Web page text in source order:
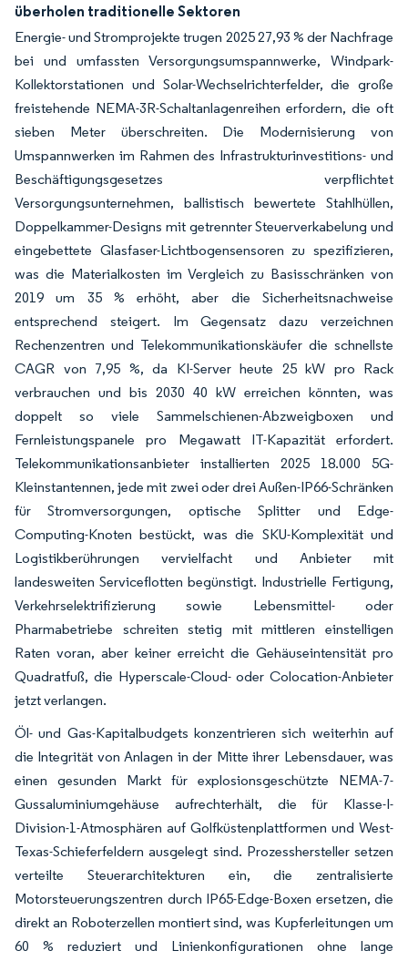
überholen traditionelle Sektoren
Energie- und Stromprojekte trugen 2025 27,93 % der Nachfrage
bei und umfassten Versorgungsumspannwerke, Windpark-
Kollektorstationen und Solar-Wechselrichterfelder, die große
freistehende NEMA-3R-Schaltanlagenreihen erfordern, die oft
sieben Meter überschreiten. Die Modernisierung von
Umspannwerken im Rahmen des Infrastrukturinvestitions- und
Beschäftigungsgesetzes verpflichtet
Versorgungsunternehmen, ballistisch bewertete Stahlhüllen,
Doppelkammer-Designs mit getrennter Steuerverkabelung und
eingebettete Glasfaser-Lichtbogensensoren zu spezifizieren,
was die Materialkosten im Vergleich zu Basisschränken von
2019 um 35 % erhöht, aber die Sicherheitsnachweise
entsprechend steigert. Im Gegensatz dazu verzeichnen
Rechenzentren und Telekommunikationskäufer die schnellste
CAGR von 7,95 %, da KI-Server heute 25 kW pro Rack
verbrauchen und bis 2030 40 kW erreichen könnten, was
doppelt so viele Sammelschienen-Abzweigboxen und
Fernleistungspanele pro Megawatt IT-Kapazität erfordert.
Telekommunikationsanbieter installierten 2025 18.000 5G-
Kleinstantennen, jede mit zwei oder drei Außen-IP66-Schränken
für Stromversorgungen, optische Splitter und Edge-
Computing-Knoten bestückt, was die SKU-Komplexität und
Logistikberührungen vervielfacht und Anbieter mit
landesweiten Serviceflotten begünstigt. Industrielle Fertigung,
Verkehrselektrifizierung sowie Lebensmittel- oder
Pharmabetriebe schreiten stetig mit mittleren einstelligen
Raten voran, aber keiner erreicht die Gehäuseintensität pro
Quadratfuß, die Hyperscale-Cloud- oder Colocation-Anbieter
jetzt verlangen.
Öl- und Gas-Kapitalbudgets konzentrieren sich weiterhin auf
die Integrität von Anlagen in der Mitte ihrer Lebensdauer, was
einen gesunden Markt für explosionsgeschützte NEMA-7-
Gussaluminiumgehäuse aufrechterhält, die für Klasse-I-
Division-1-Atmosphären auf Golfküstenplattformen und West-
Texas-Schieferfeldern ausgelegt sind. Prozesshersteller setzen
verteilte Steuerarchitekturen ein, die zentralisierte
Motorsteuerungszentren durch IP65-Edge-Boxen ersetzen, die
direkt an Roboterzellen montiert sind, was Kupferleitungen um
60 % reduziert und Linienkonfigurationen ohne lange